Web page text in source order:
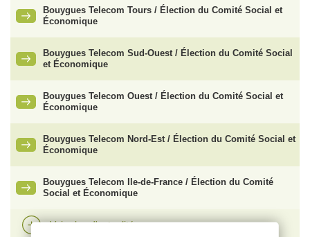
Bouygues Telecom Tours / Élection du Comité Social et
Économique
Bouygues Telecom Sud-Ouest / Élection du Comité Social
et Économique
Bouygues Telecom Ouest / Élection du Comité Social et
Économique
Bouygues Telecom Nord-Est / Élection du Comité Social et
Économique
Bouygues Telecom Ile-de-France / Élection du Comité
Social et Économique
Voir plus d'actualités